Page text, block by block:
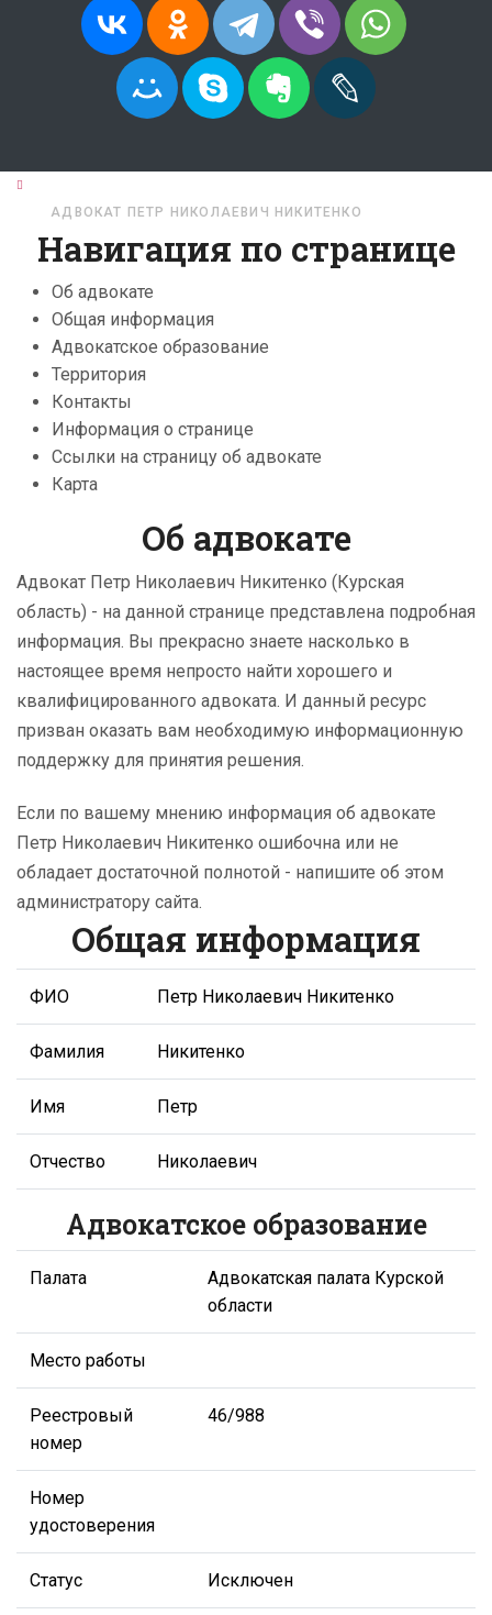
АДВОКАТ ПЕТР НИКОЛАЕВИЧ НИКИТЕНКО
Навигация по странице
Об адвокате
Общая информация
Адвокатское образование
Территория
Контакты
Информация о странице
Ссылки на страницу об адвокате
Карта
Об адвокате
Адвокат Петр Николаевич Никитенко (Курская
область) - на данной странице представлена подробная
информация. Вы прекрасно знаете насколько в
настоящее время непросто найти хорошего и
квалифицированного адвоката. И данный ресурс
призван оказать вам необходимую информационную
поддержку для принятия решения.
Если по вашему мнению информация об адвокате
Петр Николаевич Никитенко ошибочна или не
обладает достаточной полнотой - напишите об этом
администратору сайта.
Общая информация
ФИО Петр Николаевич Никитенко
Фамилия Никитенко
Имя Петр
Отчество Николаевич
Адвокатское образование
Палата
Адвокатская палата Курской
области
Место работы
Реестровый
номер
46/988
Номер
удостоверения
Статус Исключен